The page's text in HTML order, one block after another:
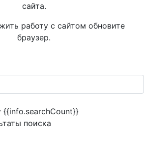
сайта.
работу с сайтом обновите
браузер.
поиска